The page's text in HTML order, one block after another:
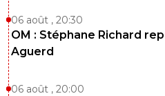
06 août , 20:30
OM : Stéphane Richard
Aguerd
06 août , 20:00